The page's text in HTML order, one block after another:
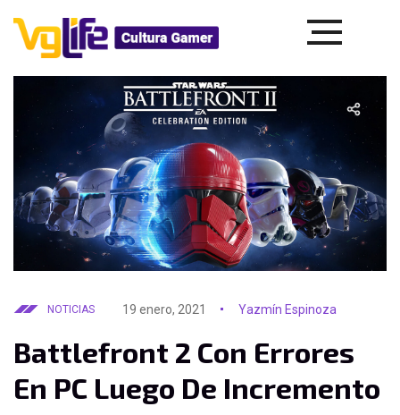
NOTICIAS 19 enero, 2021 Yazmín Espinoza
Battlefront 2 Con Errores
En PC Luego De Incremento